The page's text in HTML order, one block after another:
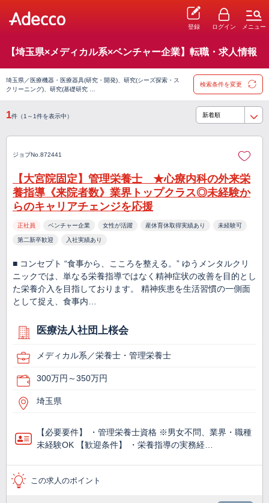
登録 ログイン メニュー
【埼玉県×メディカル系×ベンチャー企業】転職・求人情報
埼玉県／医療機器・医療器具(研究・開発)、研究(シーズ探索・ス
クリーニング)、研究(基礎研究 …
検索条件を変更
1件（1～1件を表示中）
ジョブNo.872441
【大宮院固定】管理栄養士 ★心療内科の外来栄
養指導《来院者数》業界トップクラス◎未経験か
らのキャリアチェンジを応援
正社員 ベンチャー企業 女性が活躍 産休育休取得実績あり 未経験可
第二新卒歓迎 入社実績あり
■ コンセプト “食事から、こころを整える。” ゆうメンタルクリ
ニックでは、単なる栄養指導ではなく精神症状の改善を目的とし
た栄養介入を目指しております。 精神疾患を生活習慣の一側面
として捉え、食事内…
医療法人社団上桜会
メディカル系／栄養士・管理栄養士
300万円～350万円
埼玉県
【必要要件】 ・管理栄養士資格 ※男女不問、業界・職種
未経験OK 【歓迎条件】 ・栄養指導の実務経…
この求人のポイント